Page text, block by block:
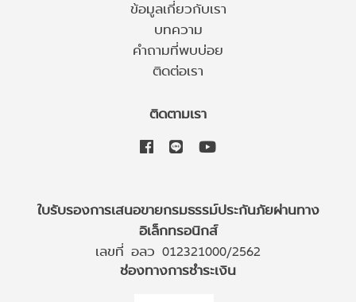
ข้อมูลเกี่ยวกับเรา
บทความ
คำถามที่พบบ่อย
ติดต่อเรา
ติดตามเรา
ใบรับรองการเสนอขายกรมธรรม์ประกันภัยผ่านทาง
อิเล็กทรอนิกส์
เลขที่ อลว 012321000/2562
ช่องทางการชำระเงิน